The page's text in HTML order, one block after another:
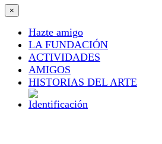
×
Hazte amigo
LA FUNDACIÓN
ACTIVIDADES
AMIGOS
HISTORIAS DEL ARTE